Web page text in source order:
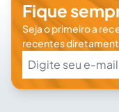
Fique
Seja o primeiro a
recentes